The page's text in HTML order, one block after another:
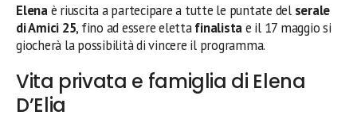
Elenaè riuscita a partecipare a tutte le puntate del serale
di Amici 25, fino ad essere elettafinalistae il 17 maggio si
giocherà la possibilità di vincere il programma.
Vita privata e famiglia di Elena
D’Elia